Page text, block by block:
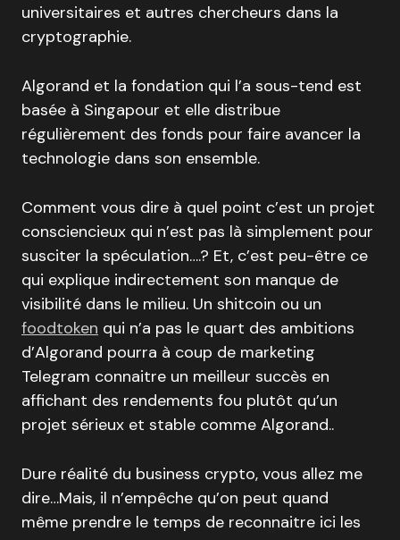
universitaires et autres chercheurs dans la
cryptographie.
Algorand et la fondation qui l’a sous-tend est
basée à Singapour et elle distribue
régulièrement des fonds pour faire avancer la
technologie dans son ensemble.
Comment vous dire à quel point c’est un projet
consciencieux qui n’est pas là simplement pour
susciter la spéculation….? Et, c’est peu-être ce
qui explique indirectement son manque de
visibilité dans le milieu. Un shitcoin ou un
foodtoken qui n’a pas le quart des ambitions
d’Algorand pourra à coup de marketing
Telegram connaitre un meilleur succès en
affichant des rendements fou plutôt qu’un
projet sérieux et stable comme Algorand..
Dure réalité du business crypto, vous allez me
dire…Mais, il n’empêche qu’on peut quand
même prendre le temps de reconnaitre ici les